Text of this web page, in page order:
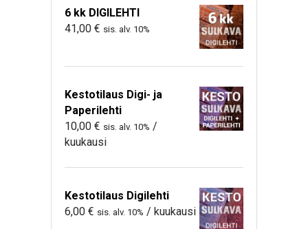
6 kk DIGILEHTI
41,00 € sis. alv. 10%
Kestotilaus Digi- ja
Paperilehti
10,00 € sis. alv. 10% /
kuukausi
Kestotilaus Digilehti
6,00 € sis. alv. 10% / kuukausi